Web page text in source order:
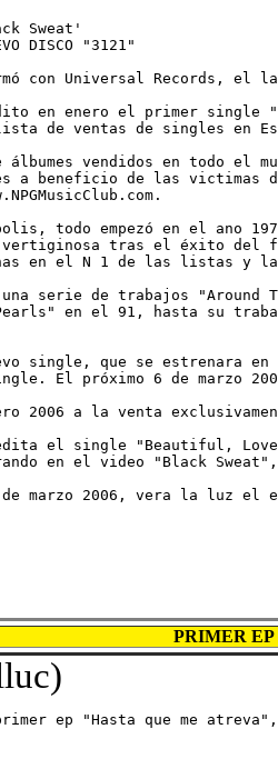
Sweat'
DISCO "3121"
con Universal Records, el
en enero el primer single
de ventas de singles en
álbumes vendidos en todo el
a beneficio de las victimas
todo empezó en el ano
vertiginosa tras el éxito del
en el N 1 de las listas
serie de trabajos "Around
en el 91, hasta su
single, que se estrenara
El próximo 6 de marzo
2006 a la venta
edita el single "Beautiful,
en el video "Black
marzo 2006, vera la luz el
PRIMER EP
ep "Hasta que me